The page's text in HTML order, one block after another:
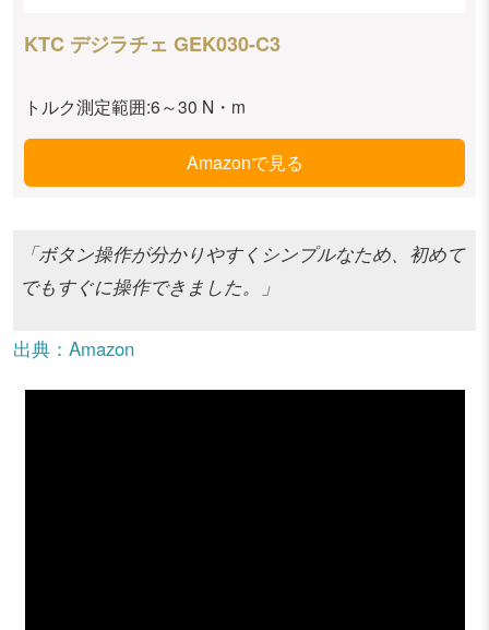
KTC デジラチェ GEK030-C3
トルク測定範囲:6～30 N・m
Amazonで見る
「ボタン操作が分かりやすくシンプルなため、初めて
でもすぐに操作できました。」
出典：Amazon